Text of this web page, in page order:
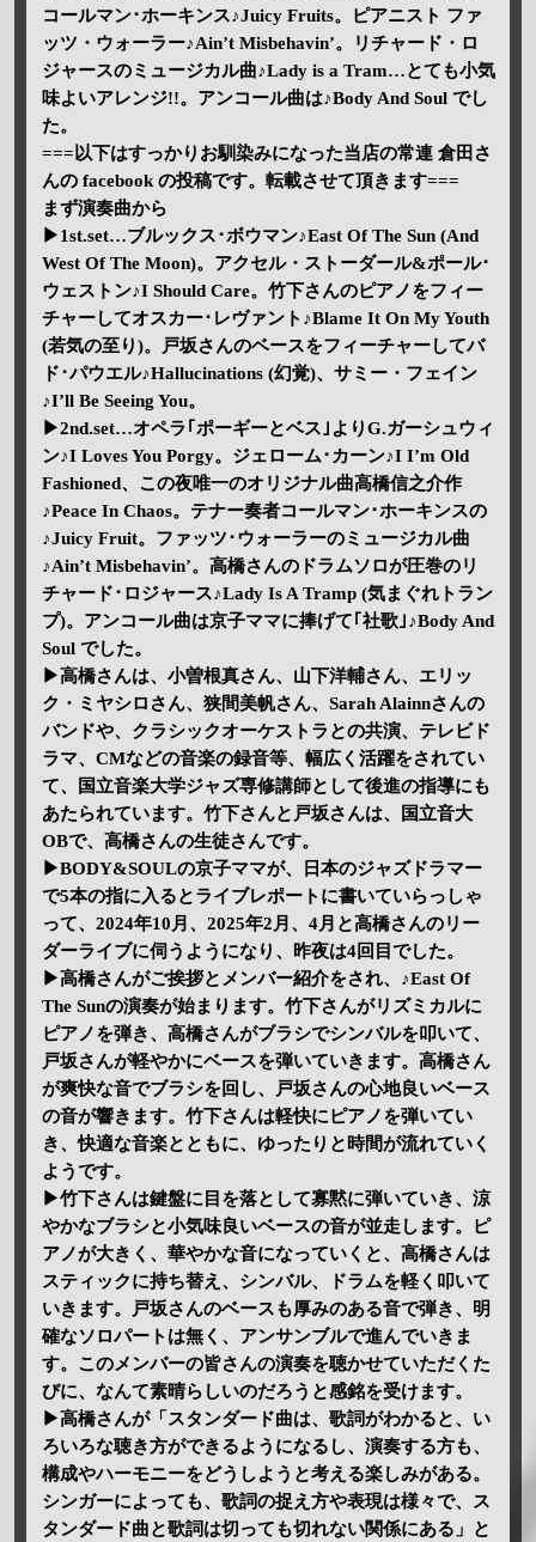
コールマン･ホーキンス♪Juicy Fruits。ピアニスト ファ
ッツ・ウォーラー♪Ain’t Misbehavin’。リチャード・ロ
ジャースのミュージカル曲♪Lady is a Tram…とても小気
味よいアレンジ!!。アンコール曲は♪Body And Soul でし
た。
===以下はすっかりお馴染みになった当店の常連 倉田さ
んの facebook の投稿です。転載させて頂きます===
まず演奏曲から
▶1st.set…ブルックス･ボウマン♪East Of The Sun (And
West Of The Moon)。アクセル・ストーダール&ポール･
ウェストン♪I Should Care。竹下さんのピアノをフィー
チャーしてオスカー･レヴァント♪Blame It On My Youth
(若気の至り)。戸坂さんのベースをフィーチャーしてバ
ド･パウエル♪Hallucinations (幻覚)、サミー・フェイン
♪I’ll Be Seeing You。
▶2nd.set…オペラ｢ポーギーとベス｣よりG.ガーシュウィ
ン♪I Loves You Porgy。ジェローム･カーン♪I I’m Old
Fashioned、この夜唯一のオリジナル曲高橋信之介作
♪Peace In Chaos。テナー奏者コールマン･ホーキンスの
♪Juicy Fruit。ファッツ･ウォーラーのミュージカル曲
♪Ain’t Misbehavin’。高橋さんのドラムソロが圧巻のリ
チャード･ロジャース♪Lady Is A Tramp (気まぐれトラン
プ)。アンコール曲は京子ママに捧げて｢社歌｣♪Body And
Soul でした。
▶高橋さんは、小曽根真さん、山下洋輔さん、エリッ
ク・ミヤシロさん、狭間美帆さん、Sarah Alainnさんの
バンドや、クラシックオーケストラとの共演、テレビド
ラマ、CMなどの音楽の録音等、幅広く活躍をされてい
て、国立音楽大学ジャズ専修講師として後進の指導にも
あたられています。竹下さんと戸坂さんは、国立音大
OBで、高橋さんの生徒さんです。
▶BODY&SOULの京子ママが、日本のジャズドラマー
で5本の指に入るとライブレポートに書いていらっしゃ
って、2024年10月、2025年2月、4月と高橋さんのリー
ダーライブに伺うようになり、昨夜は4回目でした。
▶高橋さんがご挨拶とメンバー紹介をされ、♪East Of
The Sunの演奏が始まります。竹下さんがリズミカルに
ピアノを弾き、高橋さんがブラシでシンバルを叩いて、
戸坂さんが軽やかにベースを弾いていきます。高橋さん
が爽快な音でブラシを回し、戸坂さんの心地良いベース
の音が響きます。竹下さんは軽快にピアノを弾いてい
き、快適な音楽とともに、ゆったりと時間が流れていく
ようです。
▶竹下さんは鍵盤に目を落として寡黙に弾いていき、涼
やかなブラシと小気味良いベースの音が並走します。ピ
アノが大きく、華やかな音になっていくと、高橋さんは
スティックに持ち替え、シンバル、ドラムを軽く叩いて
いきます。戸坂さんのベースも厚みのある音で弾き、明
確なソロパートは無く、アンサンブルで進んでいきま
す。このメンバーの皆さんの演奏を聴かせていただくた
びに、なんて素晴らしいのだろうと感銘を受けます。
▶高橋さんが「スタンダード曲は、歌詞がわかると、い
ろいろな聴き方ができるようになるし、演奏する方も、
構成やハーモニーをどうしようと考える楽しみがある。
シンガーによっても、歌詞の捉え方や表現は様々で、ス
タンダード曲と歌詞は切っても切れない関係にある」と